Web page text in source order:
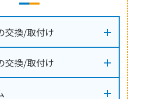
交換/取付け
交換/取付け